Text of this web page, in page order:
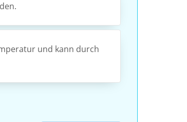
und kann durch